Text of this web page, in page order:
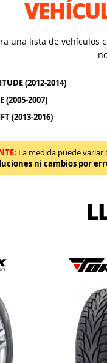
una lista de vehículos
(2012-2014)
(2005-2007)
(2013-2016)
La medida puede
ni cambios por